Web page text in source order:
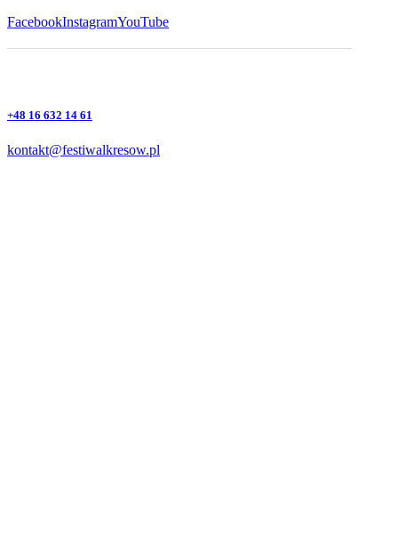
FacebookInstagramYouTube
+48 16 632 14 61
kontakt@festiwalkresow.pl